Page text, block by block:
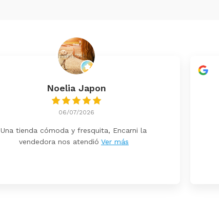
Noelia Japon
06/07/2026
Una tienda cómoda y fresquita, Encarni la
vendedora nos atendió Ver más